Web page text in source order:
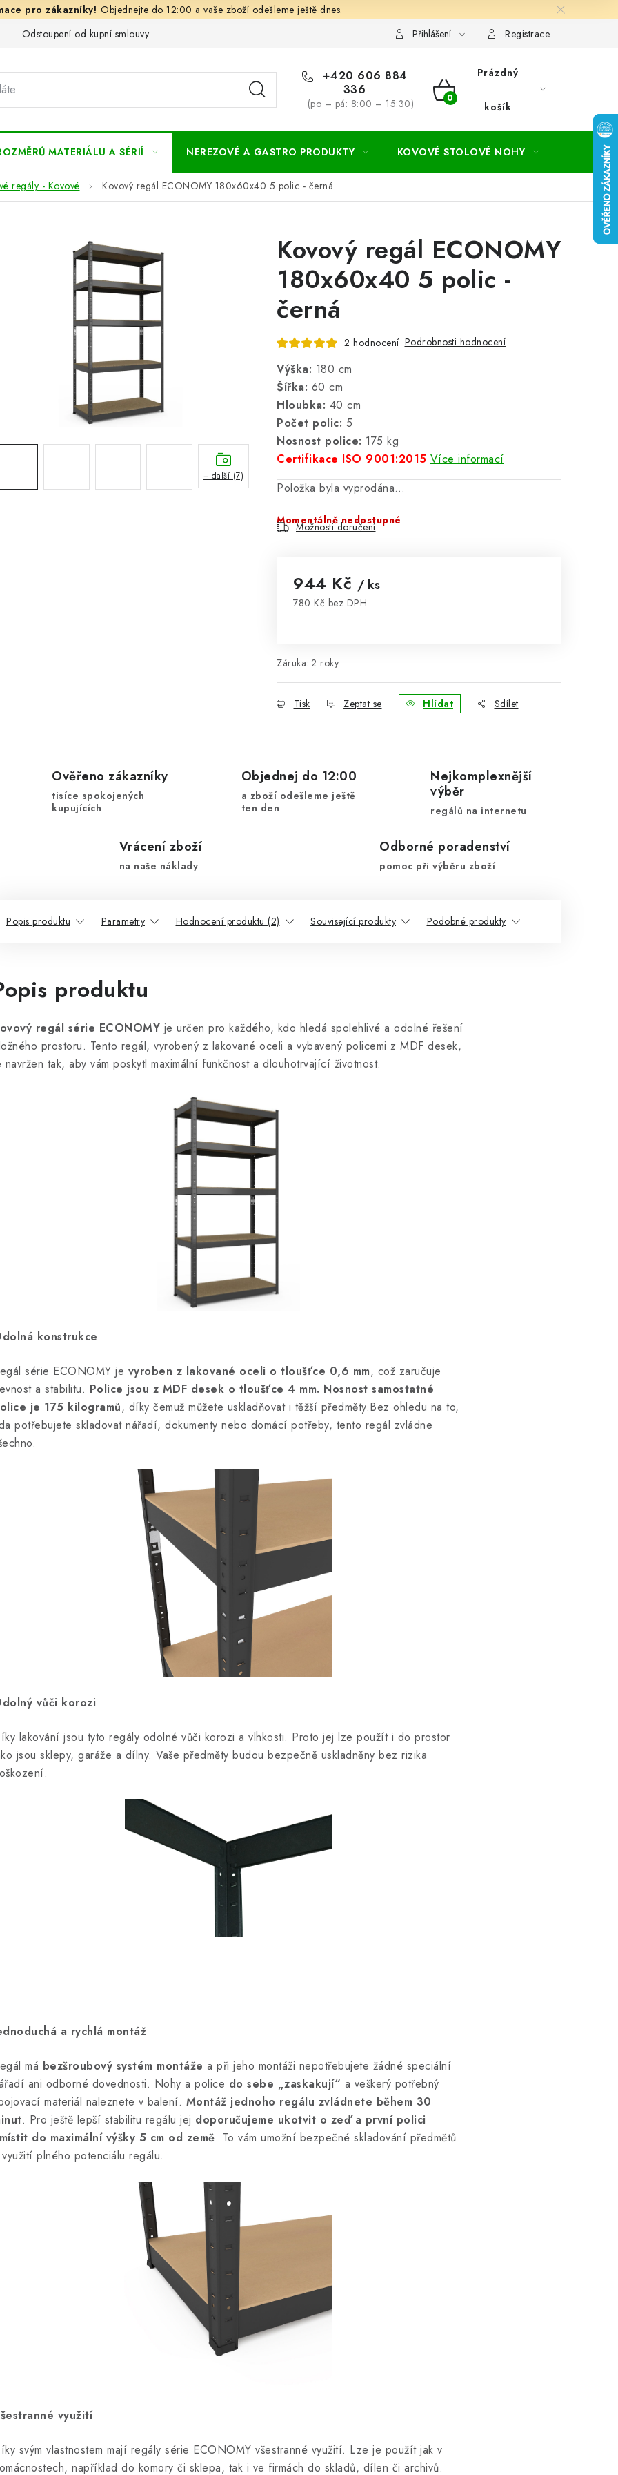
Objednejte do 12:00 a vaše zboží odešleme ještě dnes.
Odstoupení od kupní smlouvy Obchodní a dodací podmínky Ochrana osobních údajú
Přihlášení Registrace
+420 606 884
336
(po – pá: 8:00 – 15:30)
NÁKUPNÍ
Prázdný
košík
MATERIÁLU A SÉRIÍ NEREZOVÉ A GASTRO PRODUKTY KOVOVÉ STOLOVÉ NOHY
regály - Kovové Kovový regál ECONOMY 180x60x40 5 polic - černá
Kovový regál ECONOMY
180x60x40 5 polic -
černá
2 hodnocení Podrobnosti hodnocení
Výška: 180 cm
Šířka: 60 cm
Hloubka: 40 cm
Počet polic: 5
Nosnost police: 175 kg
Certifikace ISO 9001:2015 Více informací
Položka byla vyprodána…
Momentálně nedostupné
Možnosti doručení
944 Kč / ks
780 Kč bez DPH
Záruka: 2 roky
Tisk Zeptat se Hlídat Sdílet
+ další (7)
Ověřeno zákazníky
tisíce spokojených
kupujících
Objednej do 12:00
a zboží odešleme ještě
ten den
Nejkomplexnější
výběr
regálů na internetu
Vrácení zboží
na naše náklady
Odborné poradenství
pomoc při výběru zboží
Popis produktu Parametry Hodnocení produktu (2) Související produkty Podobné produkty
produktu
regál série ECONOMY je určen pro každého, kdo hledá spolehlivé a odolné řešení
prostoru. Tento regál, vyrobený z lakované oceli a vybavený policemi z MDF desek,
navržen tak, aby vám poskytl maximální funkčnost a dlouhotrvající životnost.
konstrukce
série ECONOMY je vyroben z lakované oceli o tloušťce 0,6 mm, což zaručuje
a stabilitu. Police jsou z MDF desek o tloušťce 4 mm. Nosnost samostatné
je 175 kilogramů, díky čemuž můžete uskladňovat i těžší předměty.Bez ohledu na to,
potřebujete skladovat nářadí, dokumenty nebo domácí potřeby, tento regál zvládne
vůči korozi
lakování jsou tyto regály odolné vůči korozi a vlhkosti. Proto jej lze použít i do prostor
jsou sklepy, garáže a dílny. Vaše předměty budou bezpečně uskladněny bez rizika
a rychlá montáž
má bezšroubový systém montáže a při jeho montáži nepotřebujete žádné speciální
ani odborné dovednosti. Nohy a police do sebe „zaskakují“ a veškerý potřebný
materiál naleznete v balení. Montáž jednoho regálu zvládnete během 30
. Pro ještě lepší stabilitu regálu jej doporučujeme ukotvit o zeď a první polici
do maximální výšky 5 cm od země. To vám umožní bezpečné skladování předmětů
plného potenciálu regálu.
využití
svým vlastnostem mají regály série ECONOMY všestranné využití. Lze je použít jak v
například do komory či sklepa, tak i ve firmách do skladů, dílen či archivů.